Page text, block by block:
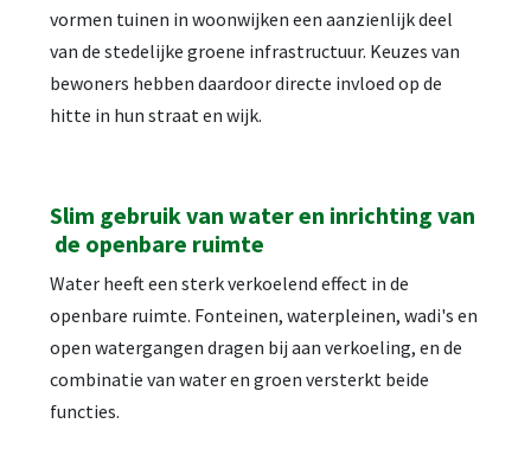
vormen tuinen in woonwijken een aanzienlijk deel
van de stedelijke groene infrastructuur. Keuzes van
bewoners hebben daardoor directe invloed op de
hitte in hun straat en wijk.
Slim gebruik van water en inrichting van
de openbare ruimte
Water heeft een sterk verkoelend effect in de
openbare ruimte. Fonteinen, waterpleinen, wadi's en
open watergangen dragen bij aan verkoeling, en de
combinatie van water en groen versterkt beide
functies.